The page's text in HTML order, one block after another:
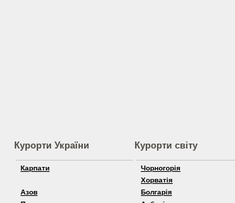
Курорти України
Карпати
Азов
Курорти світу
Чорногорія
Хорватія
Болгарія